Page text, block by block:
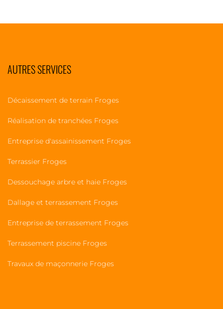
AUTRES SERVICES
Décaissement de terrain Froges
Réalisation de tranchées Froges
Entreprise d'assainissement Froges
Terrassier Froges
Dessouchage arbre et haie Froges
Dallage et terrassement Froges
Entreprise de terrassement Froges
Terrassement piscine Froges
Travaux de maçonnerie Froges